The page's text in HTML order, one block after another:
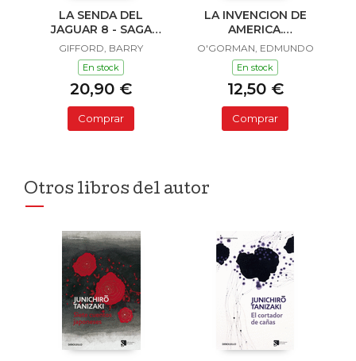
LA SENDA DEL
JAGUAR 8 - SAGA
SAILOR Y LULA
GIFFORD, BARRY
En stock
20,90 €
Comprar
LA INVENCION DE
AMERICA.
INVESTIGACION
ACERCA DE L
O'GORMAN, EDMUNDO
En stock
12,50 €
Comprar
Otros libros del autor